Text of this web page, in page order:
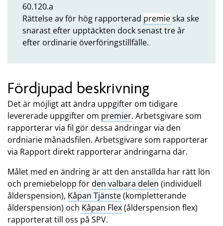
60.120.a
Rättelse av för hög rapporterad premieska ske
snarast efter upptäckten dock senast tre år
efter ordinarie överföringstillfälle.
Fördjupad beskrivning
Det är möjligt att ändra uppgifter om tidigare
levererade uppgifter om premier. Arbetsgivare som
rapporterar via fil gör dessa ändringar via den
ordniarie månadsfilen. Arbetsgivare som rapporterar
via Rapport direkt rapporterar ändringarna där.
Målet med en ändring är att den anställda har rätt lön
och premiebelopp förden valbara delen (individuell
ålderspension), Kåpan Tjänste(kompletterande
ålderspension) och Kåpan Flex(ålderspension flex)
rapporterat till oss på SPV.